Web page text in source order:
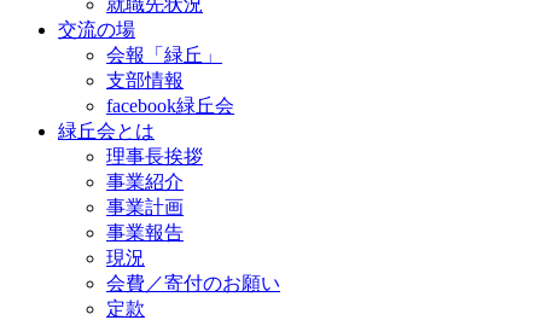
就職先状況
交流の場
会報「緑丘」
支部情報
facebook緑丘会
緑丘会とは
理事長挨拶
事業紹介
事業計画
事業報告
現況
会費／寄付のお願い
定款